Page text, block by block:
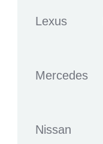
Lexus
Mercedes
Nissan